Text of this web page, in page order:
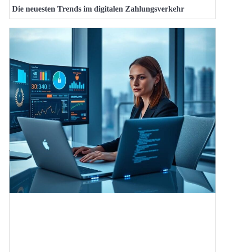
Die neuesten Trends im digitalen Zahlungsverkehr